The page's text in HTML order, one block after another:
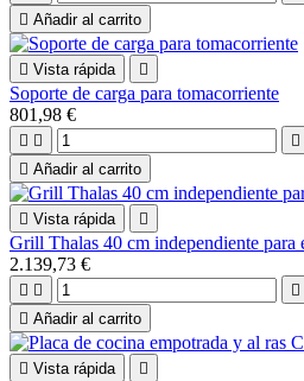
 Añadir al carrito
 Vista rápida 
Soporte de carga para tomacorriente
801,98 €
  
 Añadir al carrito
 Vista rápida 
Grill Thalas 40 cm independiente para
2.139,73 €
  
 Añadir al carrito
 Vista rápida 